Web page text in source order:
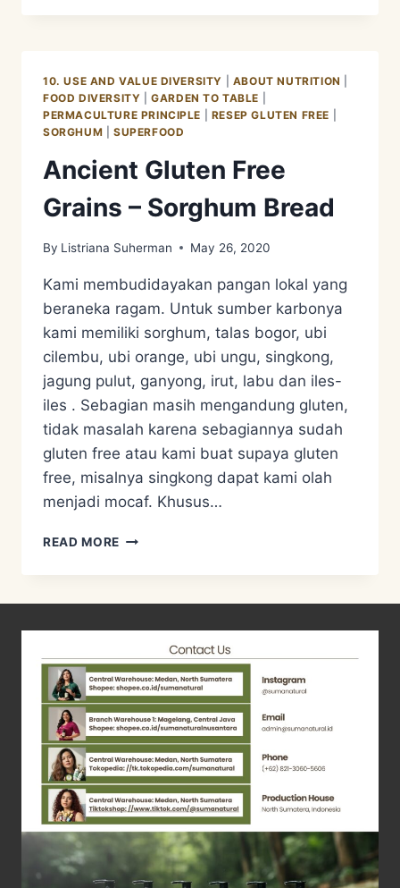
PLANT
10. USE AND VALUE DIVERSITY ABOUT NUTRITION
FOOD DIVERSITY |GARDEN TO TABLE
PERMACULTURE PRINCIPLE
RESEP GLUTEN FREE
SORGHUM
SUPERFOOD
Ancient Gluten Free
Grains – Sorghum Bread
By Listriana Suherman May 26, 2020
Kami membudidayakan pangan lokal yang
beraneka ragam. Untuk sumber karbonya
kami memiliki sorghum, talas bogor, ubi
cilembu, ubi orange, ubi ungu, singkong,
jagung pulut, ganyong, irut, labu dan iles-
iles . Sebagian masih mengandung gluten,
tidak masalah karena sebagiannya sudah
gluten free atau kami buat supaya gluten
free, misalnya singkong dapat kami olah
menjadi mocaf. Khusus…
READ MORE ANCIENT
FREE
SORGHUM